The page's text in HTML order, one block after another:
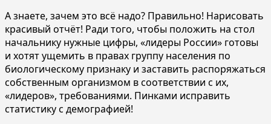
А знаете, зачем это всё надо? Правильно! Нарисовать
красивый отчёт! Ради того, чтобы положить на стол
начальнику нужные цифры, «лидеры России» готовы
и хотят ущемить в правах группу населения по
биологическому признаку и заставить распоряжаться
собственным организмом в соответствии с их,
«лидеров», требованиями. Пинками исправить
статистику с демографией!